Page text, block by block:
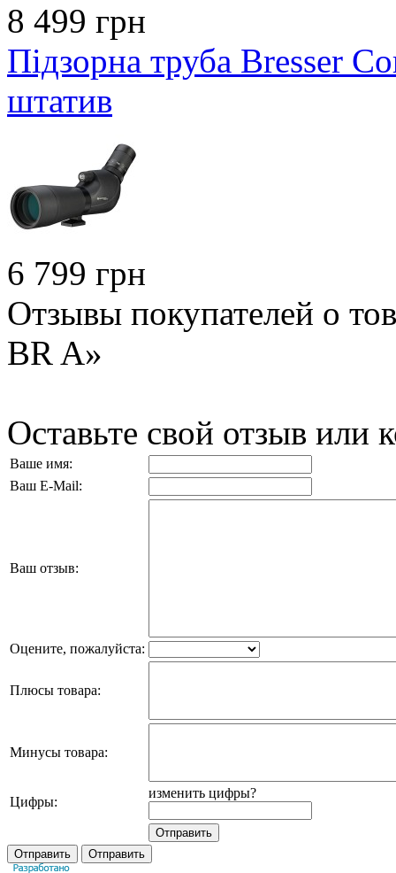
8 499 грн
Підзорна труба Bresser
штатив
6 799 грн
Отзывы покупателей о
BR A»
Оставьте свой отзыв или
Ваше имя:
Ваш E-Mail:
Ваш отзыв:
Оцените, пожалуйста:
Плюсы товара:
Минусы товара:
Цифры:
изменить цифры?